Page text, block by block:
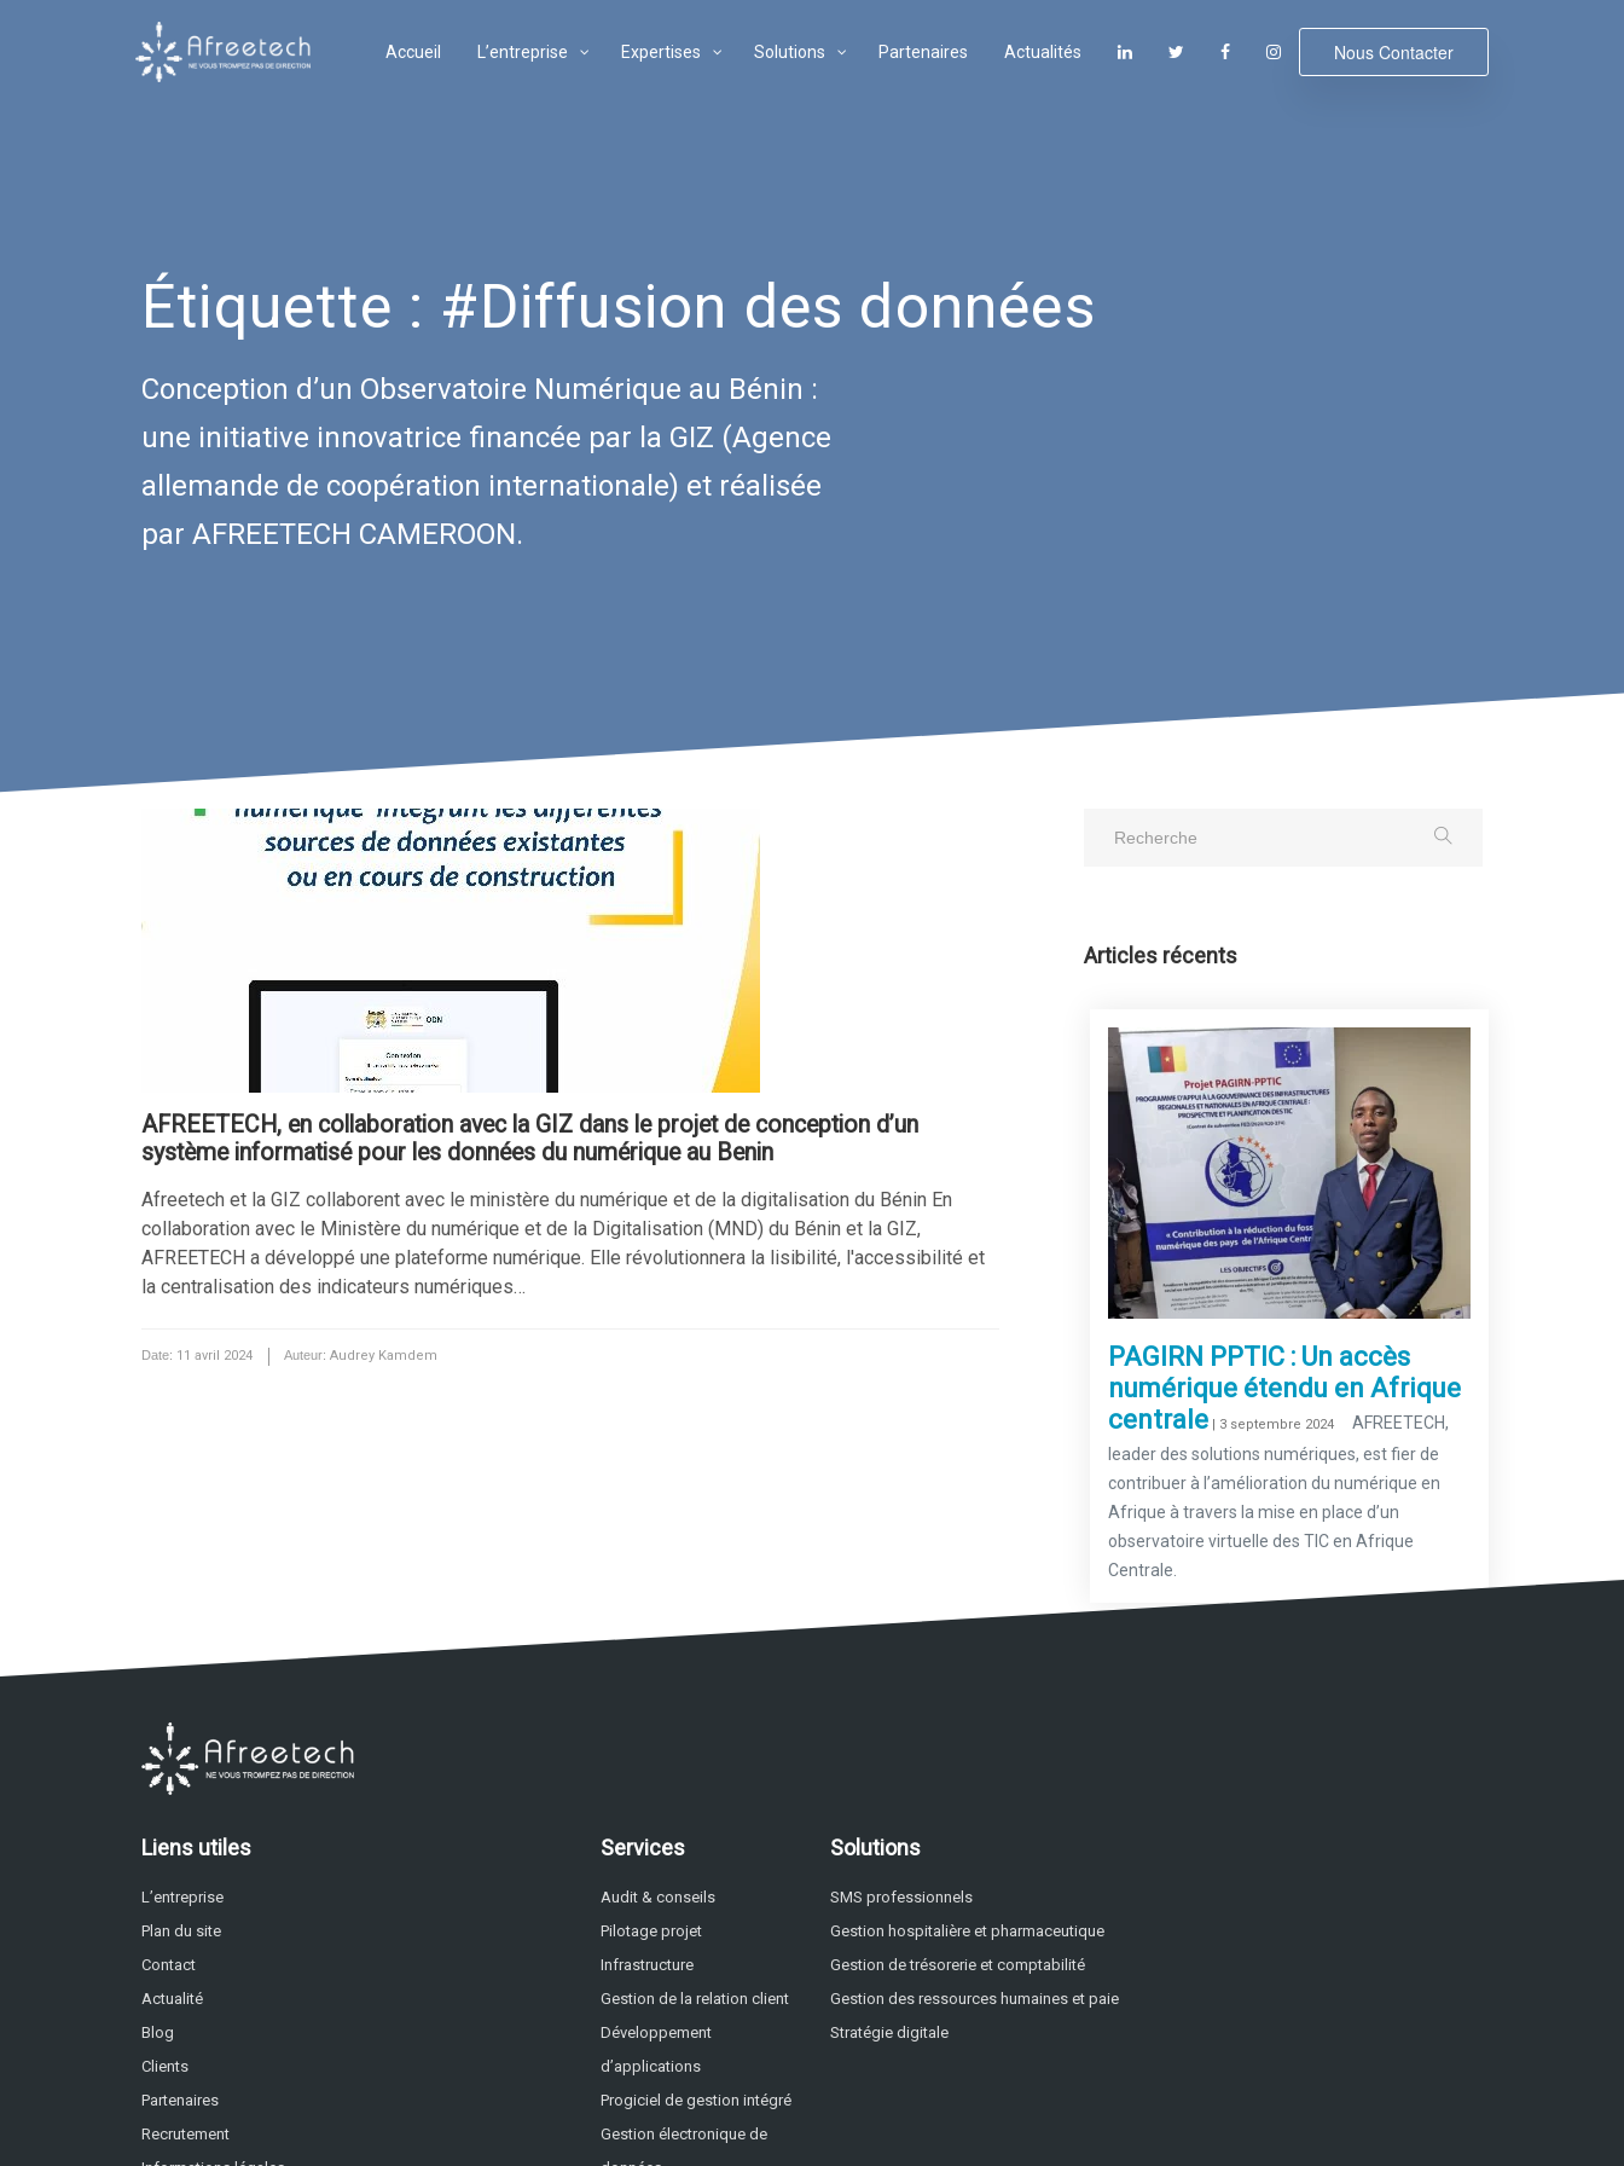
Accueil L’entreprise Expertises Solutions Partenaires Actualités Nous Contacter
Étiquette : #Diffusion des données
Conception d’un Observatoire Numérique au Bénin :
une initiative innovatrice financée par la GIZ (Agence
allemande de coopération internationale) et réalisée
par AFREETECH CAMEROON.
AFREETECH, en collaboration avec la GIZ dans le projet de conception d’un
système informatisé pour les données du numérique au Benin
Afreetech et la GIZ collaborent avec le ministère du numérique et de la digitalisation du Bénin En
collaboration avec le Ministère du numérique et de la Digitalisation (MND) du Bénin et la GIZ,
AFREETECH a développé une plateforme numérique. Elle révolutionnera la lisibilité, l'accessibilité et
la centralisation des indicateurs numériques…
Date: 11 avril 2024 Auteur: Audrey Kamdem
Articles récents
PAGIRN PPTIC : Un accès
numérique étendu en Afrique
centrale | 3 septembre 2024
AFREETECH,
leader des solutions numériques, est fier de
contribuer à l’amélioration du numérique en
Afrique à travers la mise en place d’un
observatoire virtuelle des TIC en Afrique
Centrale.
Liens utiles
L’entreprise
Plan du site
Contact
Actualité
Blog
Clients
Partenaires
Recrutement
Services
Audit & conseils
Pilotage projet
Infrastructure
Gestion de la relation client
Développement
d’applications
Progiciel de gestion intégré
Gestion électronique de
Solutions
SMS professionnels
Gestion hospitalière et pharmaceutique
Gestion de trésorerie et comptabilité
Gestion des ressources humaines et paie
Stratégie digitale